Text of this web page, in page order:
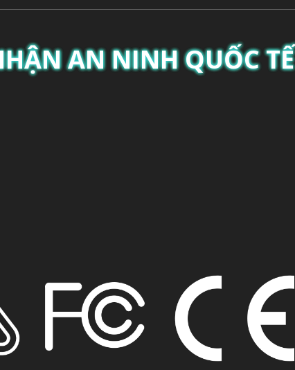
AN NINH QUỐC TẾ